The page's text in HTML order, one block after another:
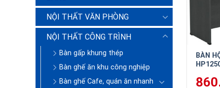
NỘI THẤT VĂN PHÒNG
NỘI THẤT CÔNG TRÌNH
Bàn gấp khung thép
Bàn ghế ăn khu công nghiệp
Bàn ghế Cafe, quán ăn nhanh
BÀN